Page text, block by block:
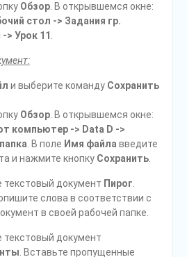
Обзор. В открывшемся окне:
стол -> Задания гр.
> Урок 11 .
и выберите команду Сохранить
Обзор. В открывшемся окне:
компьютер-> Data D ->
. В поле Имя файла введите
и нажмите кнопку Сохранить.
текстовый документ Пирог.
слова в соответствии с
в своей рабочей папке.
текстовый документ
. Вставьте пропущенные